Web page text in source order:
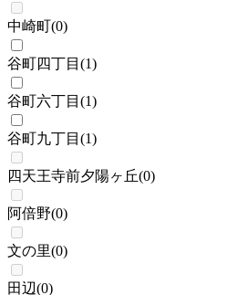
中崎町(0)
谷町四丁目 (1)
谷町六丁目 (1)
谷町九丁目 (1)
四天王寺前夕陽ヶ丘(0)
阿倍野(0)
文の里(0)
田辺(0)